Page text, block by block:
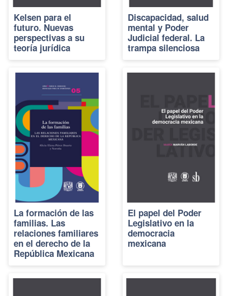
Kelsen para el
futuro. Nuevas
perspectivas a su
teoría jurídica
Discapacidad, salud
mental y Poder
Judicial federal. La
trampa silenciosa
La formación de las
familias. Las
relaciones familiares
en el derecho de la
República Mexicana
El papel del Poder
Legislativo en la
democracia
mexicana